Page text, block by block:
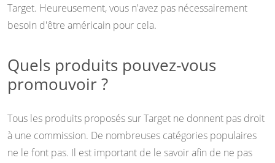
Target. Heureusement, vous n'avez pas nécessairement
besoin d'être américain pour cela.
Quels produits pouvez-vous
promouvoir ?
Tous les produits proposés sur Target ne donnent pas droit
à une commission. De nombreuses catégories populaires
ne le font pas. Il est important de le savoir afin de ne pas